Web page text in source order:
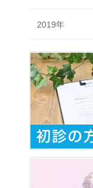
2019年